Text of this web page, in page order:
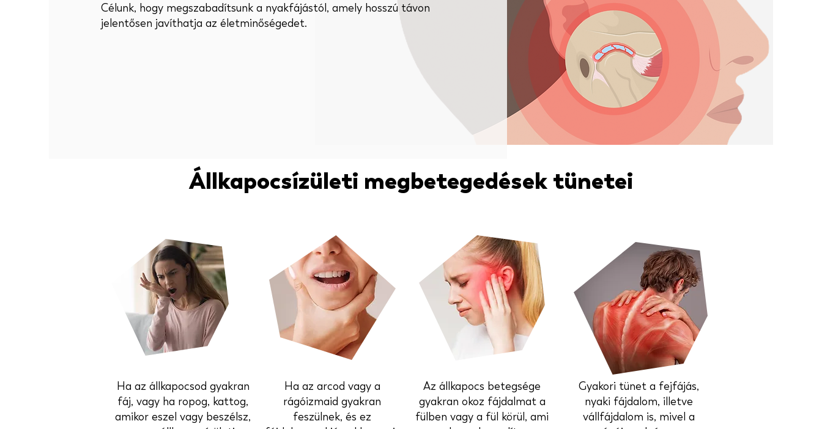
Célunk, hogy megszabadítsunk a nyakfájástól, amely hosszú távon
jelentősen javíthatja az életminőségedet.
Állkapocsízületi megbetegedések tünetei
Ha az állkapocsod gyakran
fáj, vagy ha ropog, kattog,
amikor eszel vagy beszélsz,
Ha az arcod vagy a
rágóizmaid gyakran
feszülnek, és ez
Az állkapocs betegsége
gyakran okoz fájdalmat a
fülben vagy a fül körül, ami
Gyakori tünet a fejfájás,
nyaki fájdalom, illetve
vállfájdalom is, mivel a